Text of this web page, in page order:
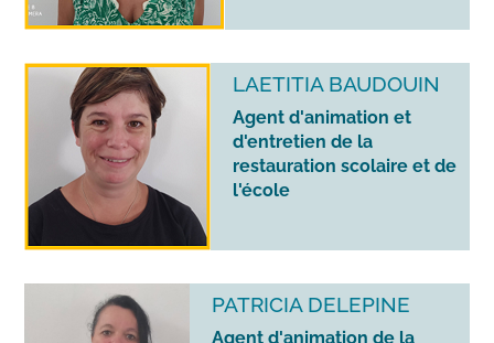
LAETITIA BAUDOUIN
Agent d'animation et
d'entretien de la
restauration scolaire et de
l'école
PATRICIA DELEPINE
Agent d'animation de la